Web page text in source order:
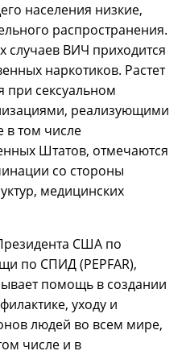
населения низкие,
распространения.
ВИЧ приходится
наркотиков. Растет
при сексуальном
реализующими
в том числе
Штатов, отмечаются
со стороны
медицинских
США по
по СПИД (PEPFAR),
помощь в создании
уходу и
людей во всем мире,
числе и в